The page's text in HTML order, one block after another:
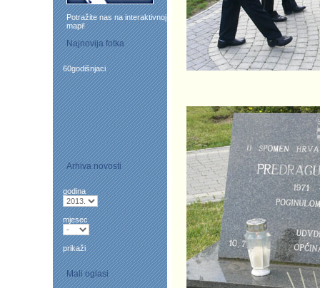
Potražite nas na interaktivnoj
mapi!
Najnovija fotka
60godišnjaci
Arhiva novosti
godina
mjesec
prikaži
Mali oglasi